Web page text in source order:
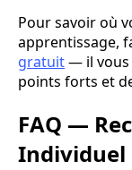
Pour savoir où
apprentissage,
gratuit— il vous
points forts et
FAQ —
Individuel